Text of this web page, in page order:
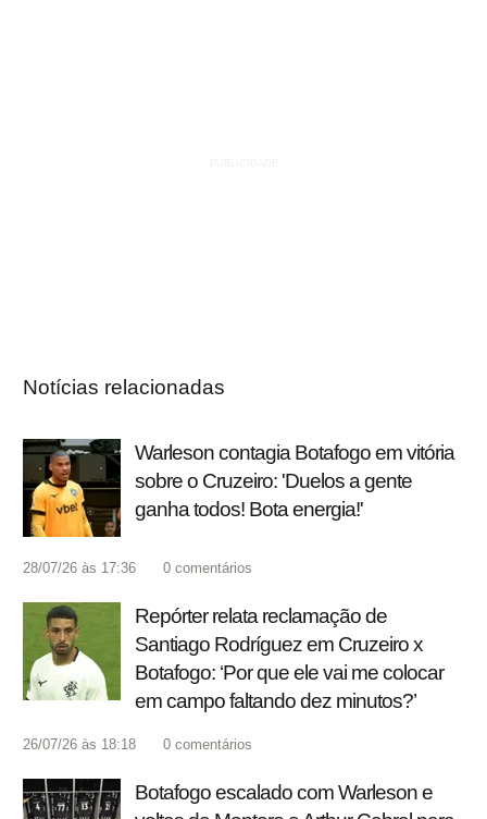
Notícias relacionadas
Warleson contagia Botafogo em vitória
sobre o Cruzeiro: 'Duelos a gente
ganha todos! Bota energia!'
28/07/26 às 17:36 0 comentários
Repórter relata reclamação de
Santiago Rodríguez em Cruzeiro x
Botafogo: ‘Por que ele vai me colocar
em campo faltando dez minutos?’
26/07/26 às 18:18 0 comentários
Botafogo escalado com Warleson e